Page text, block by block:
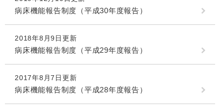
病床機能報告制度（平成30年度報告）
2018年8月9日更新
病床機能報告制度（平成29年度報告）
2017年8月7日更新
病床機能報告制度（平成28年度報告）